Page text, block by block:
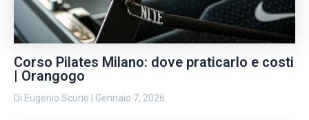
Corso Pilates Milano: dove praticarlo e costi
| Orangogo
Di Eugenio Scurio Gennaio 7, 2026